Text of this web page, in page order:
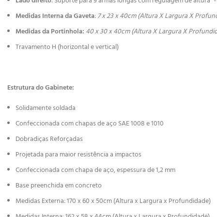
Medidas Interna da Gaveta:7 x 23 x 40cm (Altura X Largura X
Medidas da Portinhola: 40 x 30 x 40cm (Altura X Largura X
Travamento H (horizontal e vertical)
Estrutura do Gabinete:
Solidamente soldada
Confeccionada com chapas de aço SAE 1008 e 1010
Dobradiças Reforçadas
Projetada para maior resistência a impactos
Confeccionada com chapa de aço, espessura de 1,2 mm
Base preenchida em concreto
Medidas Externa: 170 x 60 x 50cm (Altura x Largura x Profundidade)